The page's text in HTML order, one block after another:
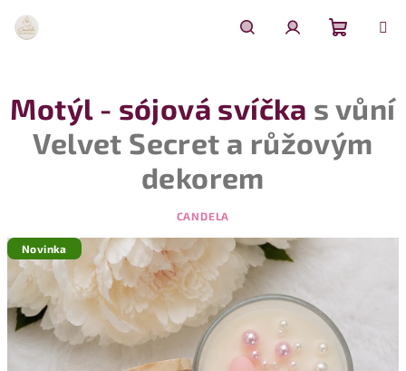
obsah
košík
Motýl - sójová svíčka s vůní
Velvet Secret a růžovým
dekorem
CANDELA
Novinka